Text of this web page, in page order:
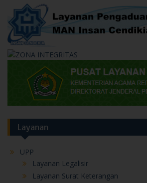
Layanan
UPP
Layanan Legalisir
Layanan Surat Keterangan